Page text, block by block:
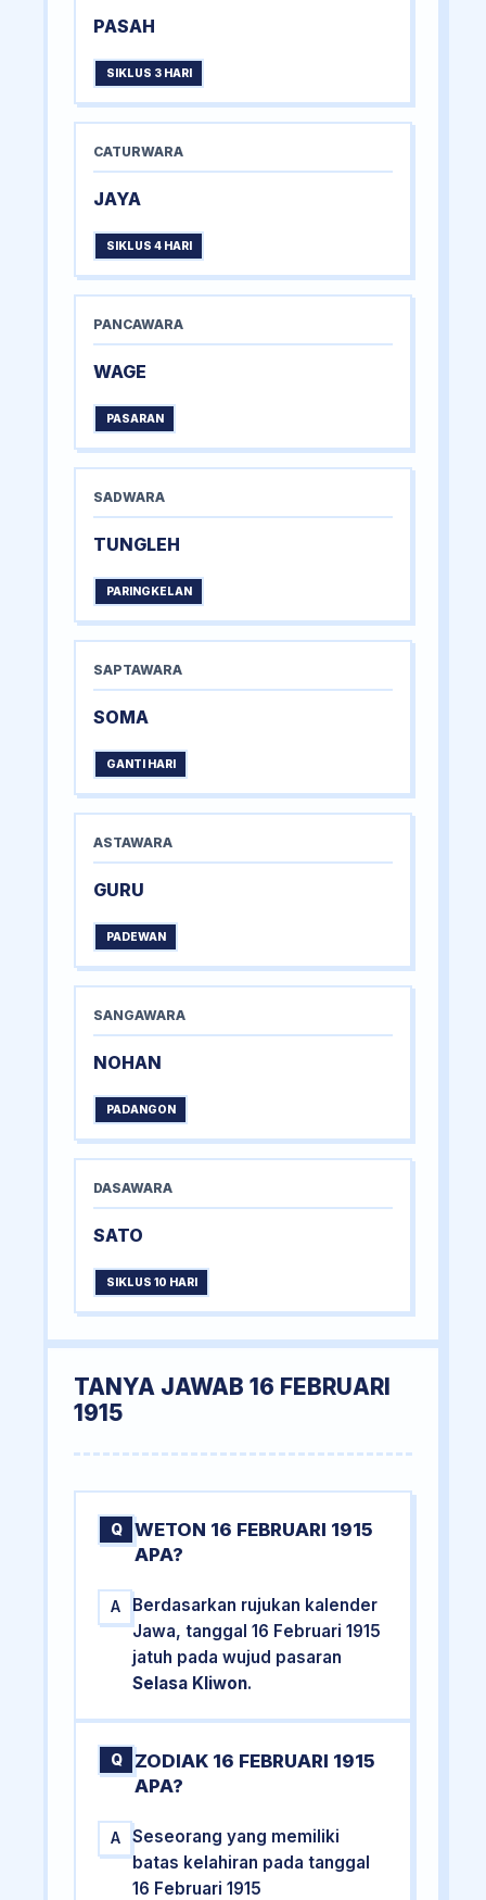
PASAH
SIKLUS 3 HARI
CATURWARA
JAYA
SIKLUS 4 HARI
PANCAWARA
WAGE
PASARAN
SADWARA
TUNGLEH
PARINGKELAN
SAPTAWARA
SOMA
GANTI HARI
ASTAWARA
GURU
PADEWAN
SANGAWARA
NOHAN
PADANGON
DASAWARA
SATO
SIKLUS 10 HARI
TANYA JAWAB 16 FEBRUARI
1915
Q
WETON 16 FEBRUARI 1915
APA?
A
Berdasarkan rujukan kalender
Jawa, tanggal 16 Februari 1915
jatuh pada wujud pasaran
Selasa Kliwon.
Q
ZODIAK 16 FEBRUARI 1915
APA?
A
Seseorang yang memiliki
batas kelahiran pada tanggal
16 Februari 1915